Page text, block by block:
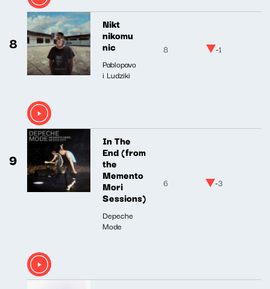
8
Nikt
nikomu
nic
Pablopavo
i Ludziki
8 -1
9
In The
End (from
the
Memento
Mori
Sessions)
Depeche
Mode
6 -3